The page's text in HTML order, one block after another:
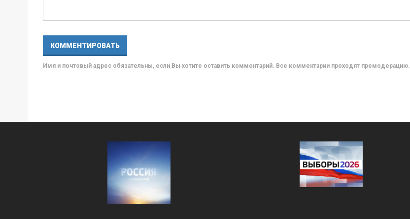
Имя и почтовый адрес обязательны, если Вы хотите оставить комментарий. Все комментарии проходят премодерацию.